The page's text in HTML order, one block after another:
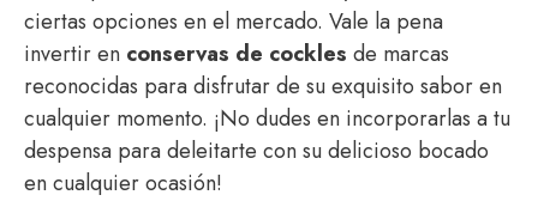
ciertas opciones en el mercado. Vale la pena
invertir en conservas de cockles de marcas
reconocidas para disfrutar de su exquisito sabor en
cualquier momento. ¡No dudes en incorporarlas a tu
despensa para deleitarte con su delicioso bocado
en cualquier ocasión!